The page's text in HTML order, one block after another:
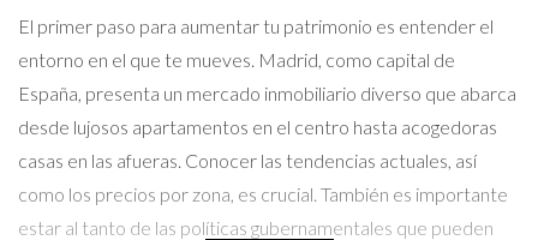
El primer paso para aumentar tu patrimonio es entender el
entorno en el que te mueves. Madrid, como capital de
España, presenta un mercado inmobiliario diverso que abarca
desde lujosos apartamentos en el centro hasta acogedoras
casas en las afueras. Conocer las tendencias actuales, así
como los precios por zona, es crucial. También es importante
estar al tanto de las políticas gubernamentales que pueden